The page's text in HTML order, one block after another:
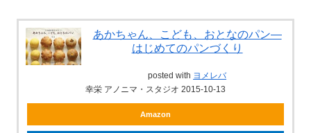
あかちゃん、こども、おとなのパン—
はじめてのパンづくり
posted with ヨメレバ
幸栄 アノニマ・スタジオ 2015-10-13
Amazon